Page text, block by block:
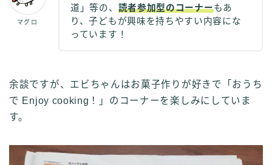
マグロ
道」等の、 読者参加型のコーナーもあ
り、子どもが興味を持ちやすい内容にな
っています！
余談ですが、エビちゃんはお菓子作りが好きで「おうち
で Enjoy cooking！」のコーナーを楽しみにしていま
す。